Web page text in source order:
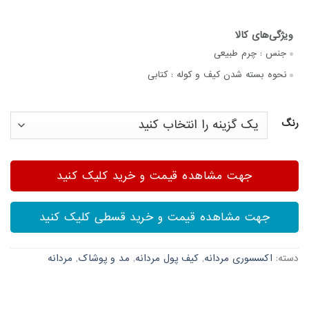
جنس : چرم طبیعی
نحوه بسته شدن کیف و کوله : کتابی
رنگ
جهت مشاهده قیمت و خرید کلیک کنید
جهت مشاهده قیمت و خرید قسطی کلیک کنید
دسته: اکسسوری مردانه, کیف پول مردانه, مد و پوشاک, مردانه